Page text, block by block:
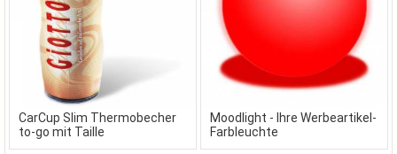
CarCup Slim Thermobecher
to-go mit Taille
Moodlight - Ihre Werbeartikel-
Farbleuchte